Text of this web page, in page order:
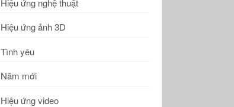
Hiệu ứng ảnh 3D
Tình yêu
Năm mới
Hiệu ứng video